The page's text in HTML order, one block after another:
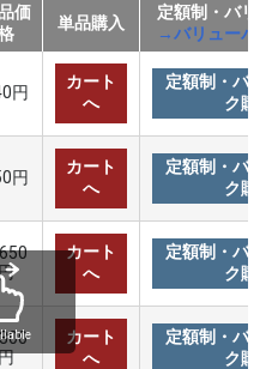
価
単品購入
定額制・バリ
→バリューパ
円
カート
へ
定額制・バリ
ク購
円
カート
へ
定額制・バリ
ク購
カート
へ
定額制・バリ
ク購
カート
へ
定額制・バリ
ク購